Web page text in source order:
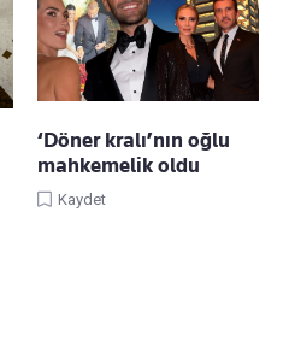
‘Döner kralı’nın oğlu
mahkemelik oldu
Kaydet